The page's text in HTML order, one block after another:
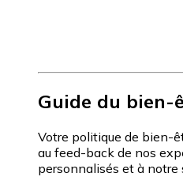
Guide du
Votre politique de bien-
au feed-back de nos
personnalisés et à notre